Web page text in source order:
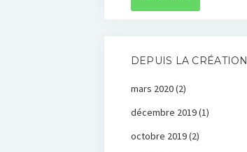
DEPUIS LA CRÉATION
mars 2020(2)
décembre 2019(1)
octobre 2019(2)